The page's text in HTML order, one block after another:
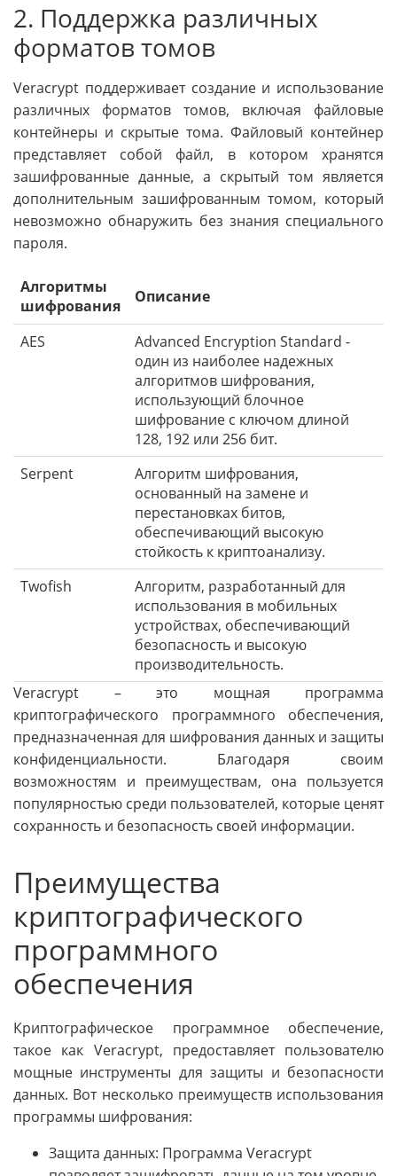
2. Поддержка различных
форматов томов
Veracrypt поддерживает создание и использование
различных форматов томов, включая файловые
контейнеры и скрытые тома. Файловый контейнер
представляет собой файл, в котором хранятся
зашифрованные данные, а скрытый том является
дополнительным зашифрованным томом, который
невозможно обнаружить без знания специального
пароля.
Алгоритмы
шифрования
Описание
AES
Advanced Encryption Standard -
один из наиболее надежных
алгоритмов шифрования,
использующий блочное
шифрование с ключом длиной
128, 192 или 256 бит.
Serpent
Алгоритм шифрования,
основанный на замене и
перестановках битов,
обеспечивающий высокую
стойкость к криптоанализу.
Twofish
Алгоритм, разработанный для
использования в мобильных
устройствах, обеспечивающий
безопасность и высокую
производительность.
Veracrypt – это мощная программа
криптографического программного обеспечения,
предназначенная для шифрования данных и защиты
конфиденциальности. Благодаря своим
возможностям и преимуществам, она пользуется
популярностью среди пользователей, которые ценят
сохранность и безопасность своей информации.
Преимущества
криптографического
программного
обеспечения
Криптографическое программное обеспечение,
такое как Veracrypt, предоставляет пользователю
мощные инструменты для защиты и безопасности
данных. Вот несколько преимуществ использования
программы шифрования:
Защита данных: Программа Veracrypt